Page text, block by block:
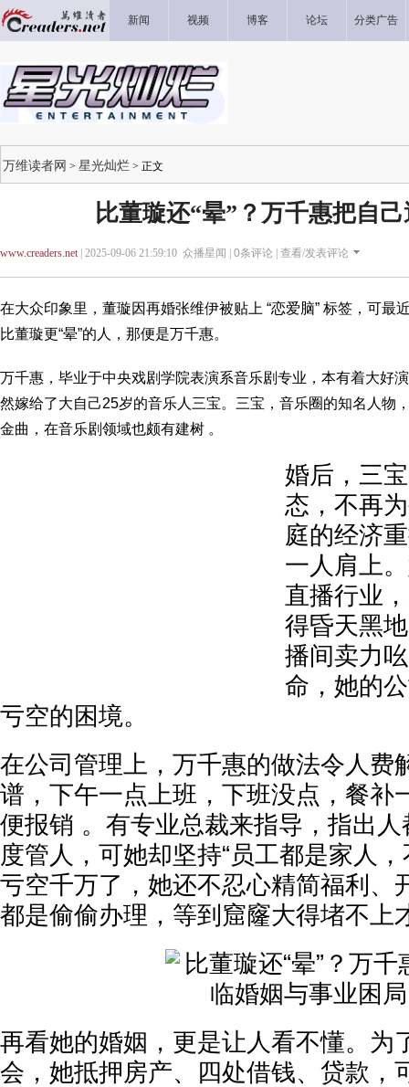
新闻 视频 博客 论坛 分类广告
万维读者网 > 星光灿烂 > 正文
比董璇还“晕”？万千惠把自
www.creaders.net| 2025-09-06 21:59:10 众播星闻 | 0条评论 | 查看/发表评论
在大众印象里，董璇因再婚张维伊被贴上 “恋爱脑” 标签，可最
比董璇更“晕”的人，那便是万千惠。
万千惠，毕业于中央戏剧学院表演系音乐剧专业，本有着大好
然嫁给了大自己25岁的音乐人三宝。三宝，音乐圈的知名人物
金曲，在音乐剧领域也颇有建树 。
婚后，三
态，不再
庭的经济
一人肩上
直播行业
得昏天黑
播间卖力
命，她的
亏空的困境。
在公司管理上，万千惠的做法令人费
谱，下午一点上班，下班没点，餐补
便报销 。有专业总裁来指导，指出
度管人，可她却坚持“员工都是家人
亏空千万了，她还不忍心精简福利、
都是偷偷办理，等到窟窿大得堵不上
再看她的婚姻，更是让人看不懂。为
会，她抵押房产、四处借钱、贷款，